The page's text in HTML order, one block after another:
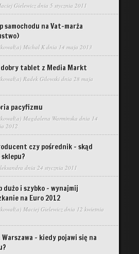
Gielewiczdnia 5 stycznia 2011
samochodu na Vat-marża
Michal Kdnia 14 maja 2013
dobry tablet z Media Markt
Radek Gilowskidnia 28 maja
pacyfizmu
Magdalena Warminska dnia 14
2012
czy pośrednik – skąd
dnia 24 stycznia 2011
dużo i szybko – wynajmij
na Euro 2012
Maciej Gielewiczdnia 12 kwietnia
Warszawa – kiedy pojawi się na